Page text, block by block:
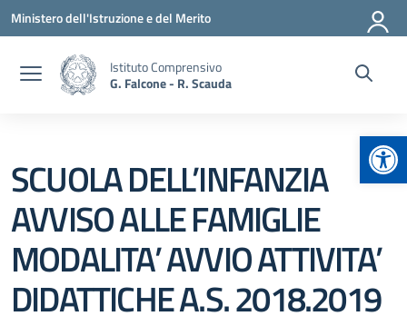
Vai ai contenuti
Vai al menu di navigazione
Vai al footer
Ministero dell'Istruzione e del Merito
Istituto Comprensivo
G. Falcone - R. Scauda
SCUOLA DELL’INFANZIA
AVVISO ALLE FAMIGLIE
MODALITA’ AVVIO ATTIVITA’
DIDATTICHE A.S. 2018.2019